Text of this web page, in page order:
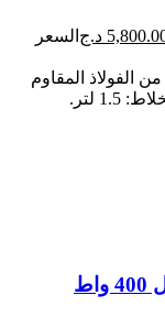
د.ج السعر
الفولاذ المقاوم
لتر.